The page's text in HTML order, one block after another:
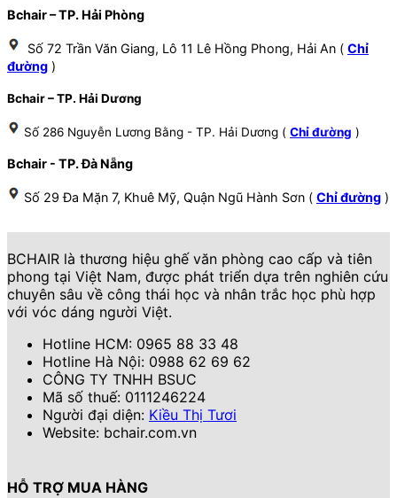
Bchair – TP. Hải Phòng
Số 72 Trần Văn Giang, Lô 11 Lê Hồng Phong, Hải An ( Chỉ
đường )
Bchair – TP. Hải Dương
Số 286 Nguyễn Lương Bằng - TP. Hải Dương ( Chỉ đường )
Bchair - TP. Đà Nẵng
Số 29 Đa Mặn 7, Khuê Mỹ, Quận Ngũ Hành Sơn ( Chỉ đường )
BCHAIR là thương hiệu ghế văn phòng cao cấp và tiên
phong tại Việt Nam, được phát triển dựa trên nghiên cứu
chuyên sâu về công thái học và nhân trắc học phù hợp
với vóc dáng người Việt.
Hotline HCM: 0965 88 33 48
Hotline Hà Nội: 0988 62 69 62
CÔNG TY TNHH BSUC
Mã số thuế: 0111246224
Người đại diện: Kiều Thị Tươi
Website: bchair.com.vn
HỖ TRỢ MUA HÀNG